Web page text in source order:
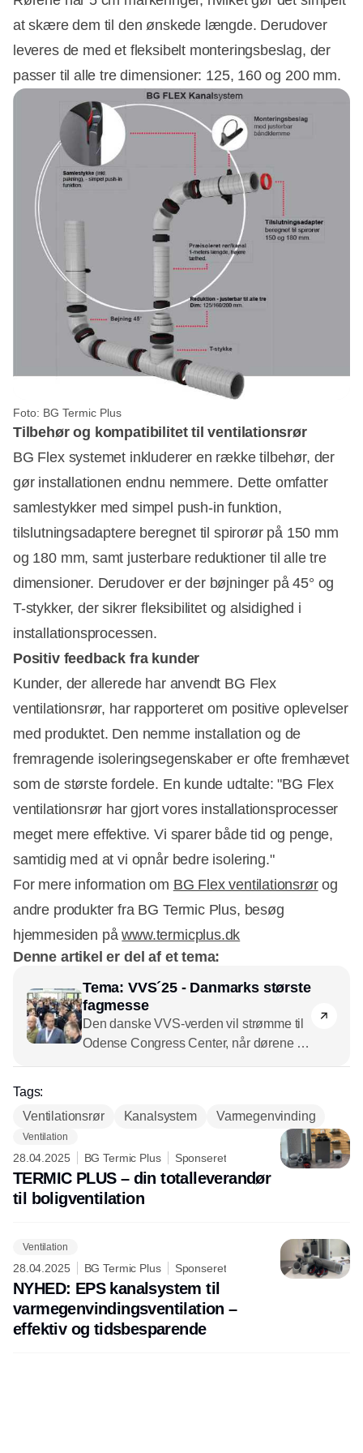
at skære dem til den ønskede længde. Derudover
leveres de med et fleksibelt monteringsbeslag, der
passer til alle tre dimensioner: 125, 160 og 200 mm.
Foto: BG Termic Plus
Tilbehør og kompatibilitet til ventilationsrør
BG Flex systemet inkluderer en række tilbehør, der
gør installationen endnu nemmere. Dette omfatter
samlestykker med simpel push-in funktion,
tilslutningsadaptere beregnet til spirorør på 150 mm
og 180 mm, samt justerbare reduktioner til alle tre
dimensioner. Derudover er der bøjninger på 45° og
T-stykker, der sikrer fleksibilitet og alsidighed i
installationsprocessen.
Positiv feedback fra kunder
Kunder, der allerede har anvendt BG Flex
ventilationsrør, har rapporteret om positive oplevelser
med produktet. Den nemme installation og de
fremragende isoleringsegenskaber er ofte fremhævet
som de største fordele. En kunde udtalte: "BG Flex
ventilationsrør har gjort vores installationsprocesser
meget mere effektive. Vi sparer både tid og penge,
samtidig med at vi opnår bedre isolering."
For mere information om BG Flex ventilationsrørog
andre produkter fra BG Termic Plus, besøg
hjemmesiden påwww.termicplus.dk
Denne artikel er del af et tema:
Tema: VVS´25 - Danmarks største
fagmesse
Den danske VVS-verden vil strømme til
Odense Congress Center, når dørene til
propfyldte haller nok at udforske for de
klogere på en række fagspecifikke
emner på Fagscenen. Læs meget mere
om, hvad VVS´25 tilbyder i dette tema.
Tags:
Ventilationsrør
Kanalsystem Varmegenvinding
Ventilation
28.04.2025 BG Termic Plus Sponseret
TERMIC PLUS – din totalleverandør
til boligventilation
Ventilation
28.04.2025 BG Termic Plus Sponseret
NYHED: EPS kanalsystem til
varmegenvindingsventilation –
effektiv og tidsbesparende